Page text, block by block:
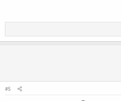
#5